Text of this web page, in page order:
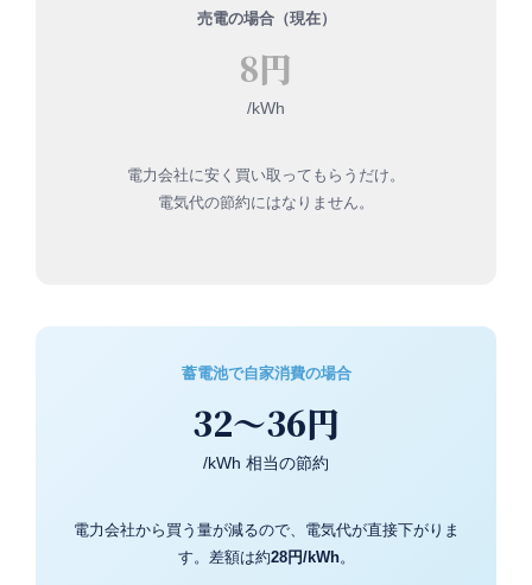
売電の場合（現在）
8円
/kWh
電力会社に安く買い取ってもらうだけ。
電気代の節約にはなりません。
蓄電池で自家消費の場合
32〜36円
/kWh 相当の節約
電力会社から買う量が減るので、電気代が直接下がりま
す。差額は約28円/kWh。